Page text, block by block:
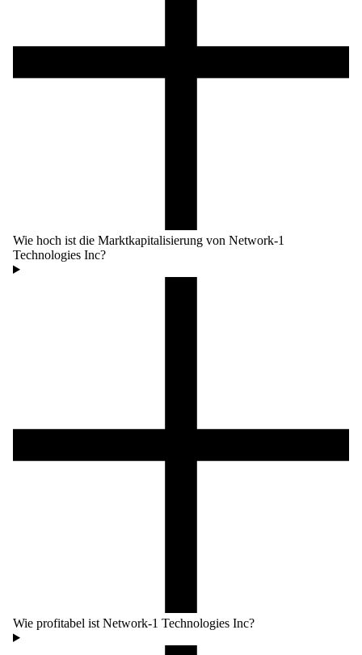
Wie hoch ist die Marktkapitalisierung von Network-1
Technologies Inc?
Wie profitabel ist Network-1 Technologies Inc?